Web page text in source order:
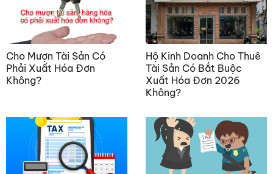
Cho Mượn Tài Sản Có
Phải Xuất Hóa Đơn
Không?
Hộ Kinh Doanh Cho Thuê
Tài Sản Có Bắt Buộc
Xuất Hóa Đơn 2026
Không?